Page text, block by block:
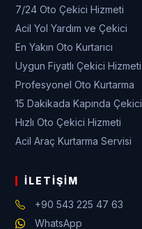
7/24 Oto Çekici Hizmeti
Acil Yol Yardım ve Çekici
En Yakın Oto Kurtarıcı
Uygun Fiyatlı Çekici Hizmeti
Profesyonel Oto Kurtarma
15 Dakikada Kapında Çekici
Hızlı Oto Çekici Hizmeti
Acil Araç Kurtarma Servisi
İLETIŞIM
+90 543 225 47 63
WhatsApp